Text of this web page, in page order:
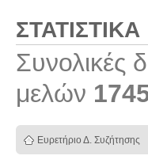
ΣΤΑΤΙΣΤΙΚΆ
Συνολικές
μελών
Ευρετήριο Δ. Συζήτησης